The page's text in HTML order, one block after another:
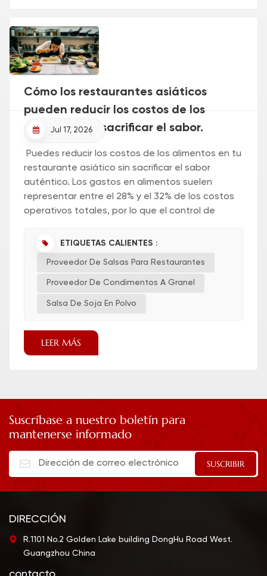
Cómo los restaurantes asiáticos
pueden reducir los costos de los
alimentos sin sacrificar el sabor.
Jul 17, 2026
Puedes reducir los costos de los alimentos en tu
restaurante asiático sin sacrificar el sabor
auténtico. Los gastos en alimentos suelen
representar entre el 28% y el 32% de los costos
operativos totales, por lo que el control de
estabilidad del suminist...
ETIQUETAS CALIENTES :
Proveedor De Salsas Para Restaurantes
Proveedor De Condimentos A Granel
Salsa De Soja En Polvo
LEER MÁS
Suscríbase a nuestro boletín para
mantenerse informado
DIRECCIÓN
R.1101 No.2 Golden Lake building DongHu Road West.
Guangzhou China